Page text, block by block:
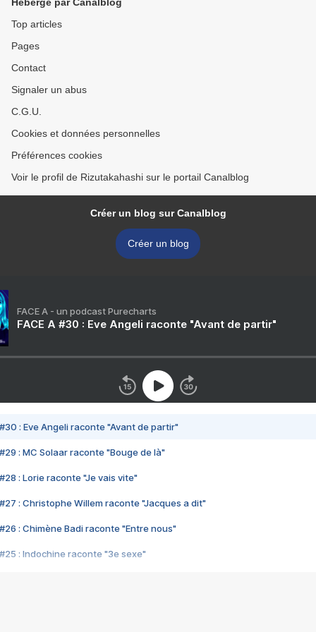
Top articles
Pages
Contact
Signaler un abus
C.G.U.
Cookies et données personnelles
Préférences cookies
Voir le profil de Rizutakahashi sur le portail Canalblog
Créer un blog sur Canalblog
Créer un blog
FACE A - un podcast Purecharts
FACE A #30 : Eve Angeli raconte "Avant de partir"
#30 : Eve Angeli raconte "Avant de partir"
#29 : MC Solaar raconte "Bouge de là"
#28 : Lorie raconte "Je vais vite"
#27 : Christophe Willem raconte "Jacques a dit"
#26 : Chimène Badi raconte "Entre nous"
#25 : Indochine raconte "3e sexe"